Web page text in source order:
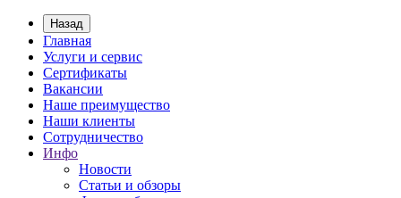
Назад
Главная
Услуги и сервис
Сертификаты
Вакансии
Наше преимущество
Наши клиенты
Сотрудничество
Инфо
Новости
Статьи и обзоры